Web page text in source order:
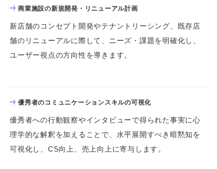
商業施設の新規開発・リニューアル計画
新店舗のコンセプト開発やテナントリーシング、既存店
舗のリニューアルに際して、ニーズ・課題を明確化し、
ユーザー視点の方向性を導きます。
優秀者のコミュニケーションスキルの可視化
優秀者への行動観察やインタビューで得られた事実に心
理学的な解釈を加えることで、水平展開すべき暗黙知を
可視化し、CS向上、売上向上に寄与します。